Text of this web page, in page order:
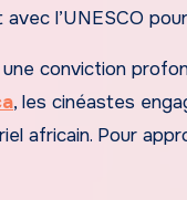
l’UNESCO
conviction
, les cinéastes
africain. Pour